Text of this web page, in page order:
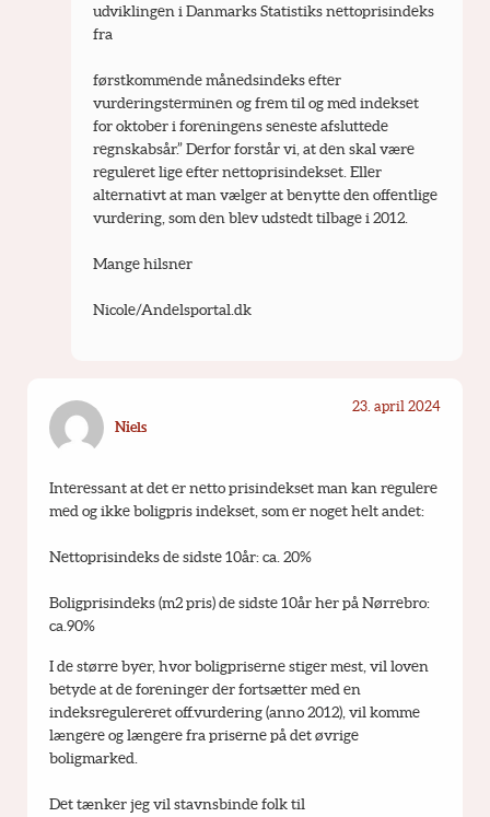
udviklingen i Danmarks Statistiks nettoprisindeks
fra
førstkommende månedsindeks efter
vurderingsterminen og frem til og med indekset
for oktober i foreningens seneste afsluttede
regnskabsår.” Derfor forstår vi, at den skal være
reguleret lige efter nettoprisindekset. Eller
alternativt at man vælger at benytte den offentlige
vurdering, som den blev udstedt tilbage i 2012.
Mange hilsner
Nicole/Andelsportal.dk
Niels
23. april 2024
Interessant at det er netto prisindekset man kan regulere
med og ikke boligpris indekset, som er noget helt andet:
Nettoprisindeks de sidste 10år: ca. 20%
Boligprisindeks (m2 pris) de sidste 10år her på Nørrebro:
ca.90%
I de større byer, hvor boligpriserne stiger mest, vil loven
betyde at de foreninger der fortsætter med en
indeksregulereret off.vurdering (anno 2012), vil komme
længere og længere fra priserne på det øvrige
boligmarked.
Det tænker jeg vil stavnsbinde folk til